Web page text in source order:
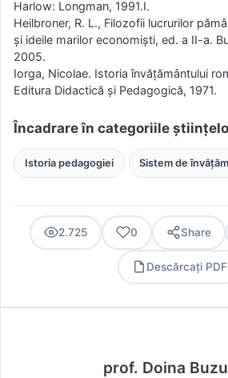
Harlow: Longman, 1991.I.
Heilbroner, R. L., Filozofii lucrurilor
şi ideile marilor economişti, ed. a II-a.
2005.
Iorga, Nicolae. Istoria învăţământului
Editura Didactică şi Pedagogică, 1971.
Încadrare în categoriile
Istoria pedagogiei Sistem de
2.725 0 Share
Descărcați PDF
prof. Doina